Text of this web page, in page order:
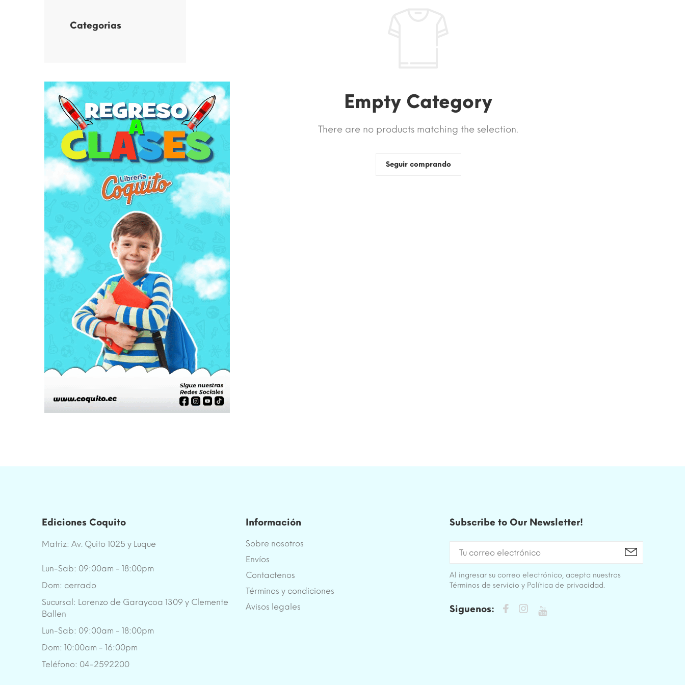
Categorias
Empty Category
There are no products matching the selection.
Seguir comprando
Ediciones Coquito
Matriz: Av. Quito 1025 y Luque
Lun-Sab: 09:00am - 18:00pm
Dom: cerrado
Sucursal: Lorenzo de Garaycoa 1309 y Clemente
Ballen
Lun-Sab: 09:00am - 18:00pm
Dom: 10:00am - 16:00pm
Teléfono: 04-2592200
Información
Sobre nosotros
Envíos
Contactenos
Términos y condiciones
Avisos legales
Subscribe to Our Newsletter!
Al ingresar su correo electrónico, acepta nuestros
Términos de servicio y Política de privacidad.
Siguenos: